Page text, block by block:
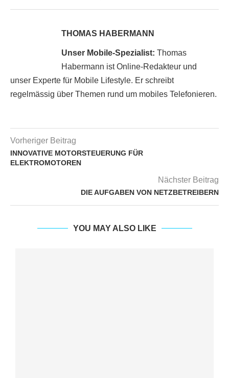
THOMAS HABERMANN
Unser Mobile-Spezialist: Thomas
Habermann ist Online-Redakteur und
unser Experte für Mobile Lifestyle. Er schreibt
regelmässig über Themen rund um mobiles Telefonieren.
Vorheriger Beitrag
INNOVATIVE MOTORSTEUERUNG FÜR
ELEKTROMOTOREN
Nächster Beitrag
DIE AUFGABEN VON NETZBETREIBERN
YOU MAY ALSO LIKE